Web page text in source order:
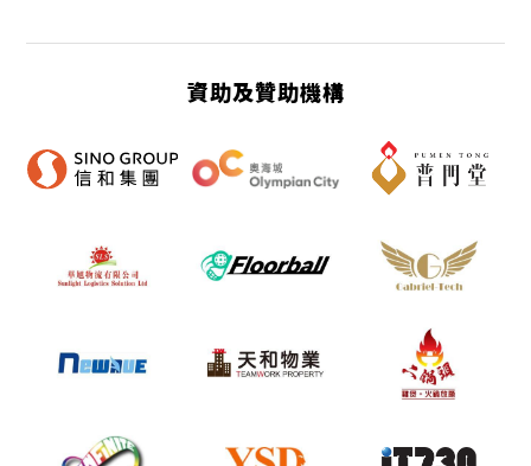
資助及贊助機構